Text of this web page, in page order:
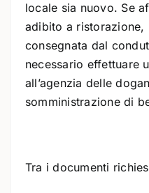
locale sia nuovo. Se
adibito a ristorazione,
consegnata dal
necessario effettuare
all’agenzia delle
somministrazione di
Tra i documenti